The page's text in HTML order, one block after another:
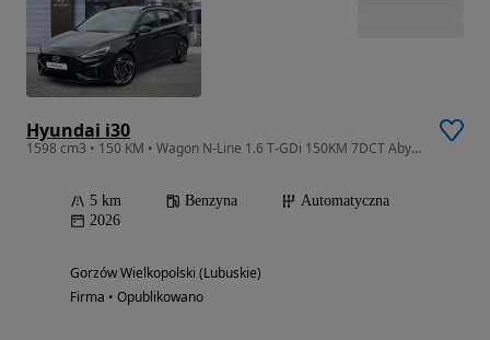
Hyundai i30
1598 cm3 • 150 KM • Wagon N-Line 1.6 T-GDi 150KM 7DCT Abyss Black Pearl
5 km Benzyna
Automatyczna
2026
Gorzów Wielkopolski (Lubuskie)
Firma • Opublikowano